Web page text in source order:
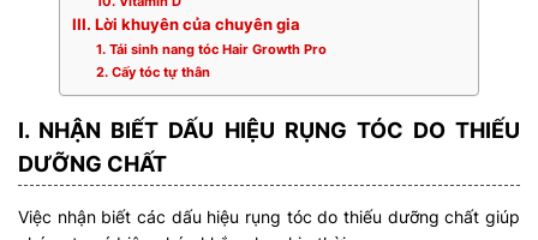
III. Lời khuyên của chuyên gia
1. Tái sinh nang tóc Hair Growth Pro
2. Cấy tóc tự thân
I. NHẬN BIẾT DẤU HIỆU RỤNG TÓC DO THIẾU
DƯỠNG CHẤT
Việc nhận biết các dấu hiệu rụng tóc do thiếu dưỡng chất giúp